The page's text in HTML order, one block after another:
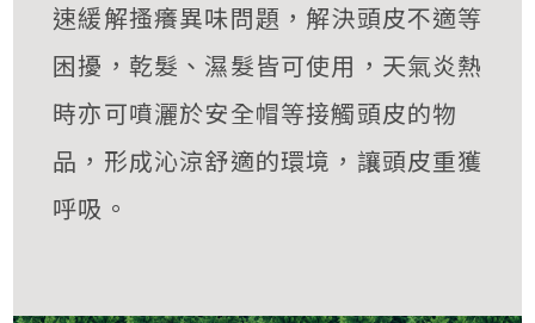
速緩解搔癢異味問題，解決頭皮不適等
困擾，乾髮、濕髮皆可使用，天氣炎熱
時亦可噴灑於安全帽等接觸頭皮的物
品，形成沁涼舒適的環境，讓頭皮重獲
呼吸。